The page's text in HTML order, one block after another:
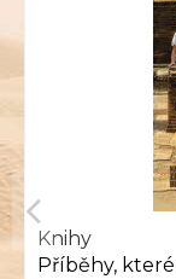
Knihy
Příběhy,